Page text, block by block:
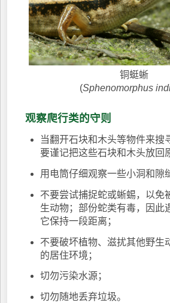
铜蜓蜥
(Sphenomorphus
观察爬行类的守则
当翻开石块和木头等物件来搜
要谨记把这些石块和木头放回
用电筒仔细观察一些小洞和隙
不要尝试捕捉蛇或蜥蜴，以免
生动物；部份蛇类有毒，因此
它保持一段距离；
不要破坏植物、滋扰其他野生
的居住环境；
切勿污染水源；
切勿随地丢弃垃圾。